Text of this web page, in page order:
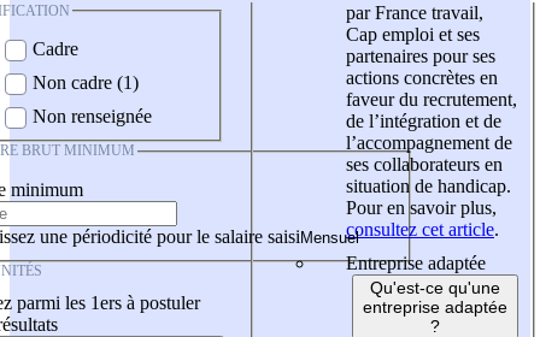
Cadre
Non cadre (1)
Non renseignée
BRUT MINIMUM
minimum
une périodicité pour le salaire saisi
parmi les 1ers à postuler
par France travail,
Cap emploi et ses
partenaires pour ses
actions concrètes en
faveur du recrutement,
de l’intégration et de
l’accompagnement de
ses collaborateurs en
situation de handicap.
Pour en savoir plus,
consultez cet article.
Entreprise adaptée
Qu'est-ce qu'une
entreprise adaptée
?